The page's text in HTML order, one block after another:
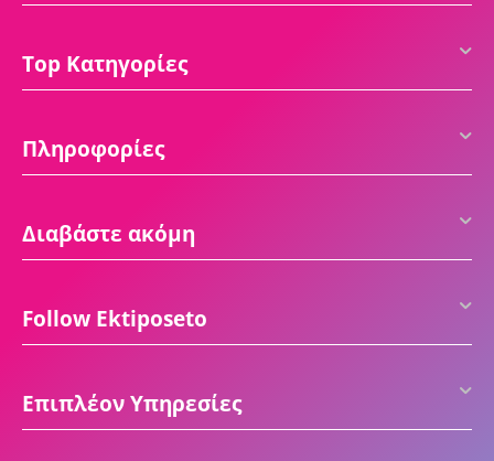
Top Κατηγορίες
Πληροφορίες
Διαβάστε ακόμη
Follow Ektiposeto
Επιπλέον Υπηρεσίες